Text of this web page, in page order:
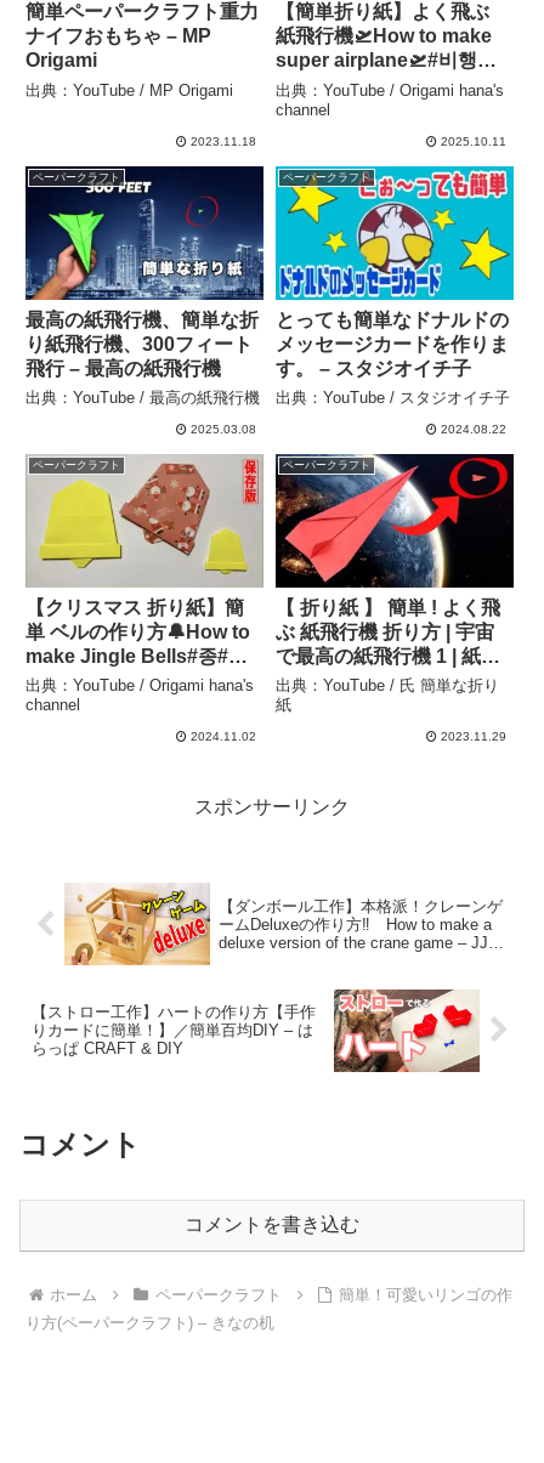
簡単ペーパークラフト重力
ナイフおもちゃ – MP
Origami
出典：YouTube / MP Origami
2023.11.18
【簡単折り紙】よく飛ぶ
紙飛行機🛫How to make
super airplane🛫#비행기#
纸飞机#38#飛び過ぎ#Fly
Far#ひこうき#plane#折り
方#おりがみ#origami#折
channel
出典：YouTube / Origami hana's
channel
2025.10.11
ペーパークラフト
最高の紙飛行機、簡単な折
り紙飛行機、300フィート
飛行 – 最高の紙飛行機
出典：YouTube / 最高の紙飛行機
2025.03.08
ペーパークラフト
とっても簡単なドナルドの
メッセージカードを作りま
す。 – スタジオイチ子
出典：YouTube / スタジオイチ子
2024.08.22
ペーパークラフト
【クリスマス 折り紙】簡
単 ベルの作り方🔔How to
make Jingle Bells#종#ベ
ル#bell#鐘#鈴#घंटी#圣诞节
#벨#铃铛#ベル#折り方#お
りがみ#origami#紙#종이
出典：YouTube / Origami hana's
channel
2024.11.02
ペーパークラフト
【 折り紙 】 簡単 ! よく飛
ぶ 紙飛行機 折り方 | 宇宙
で最高の紙飛行機 1 | 紙飛
行機の折り方 – 氏 簡単な
折り紙
出典：YouTube / 氏 簡単な折り
紙
2023.11.29
スポンサーリンク
【ダンボール工作】本格派！クレーンゲ
ームDeluxeの作り方‼ How to make a
deluxe version of the crane game – JJ
【ストロー工作】ハートの作り方【手作
りカードに簡単！】／簡単百均DIY – は
らっぱ CRAFT & DIY
コメント
コメントを書き込む
ホーム ペーパークラフト
簡単！可愛いリンゴの作
り方(ペーパークラフト) – きなの机